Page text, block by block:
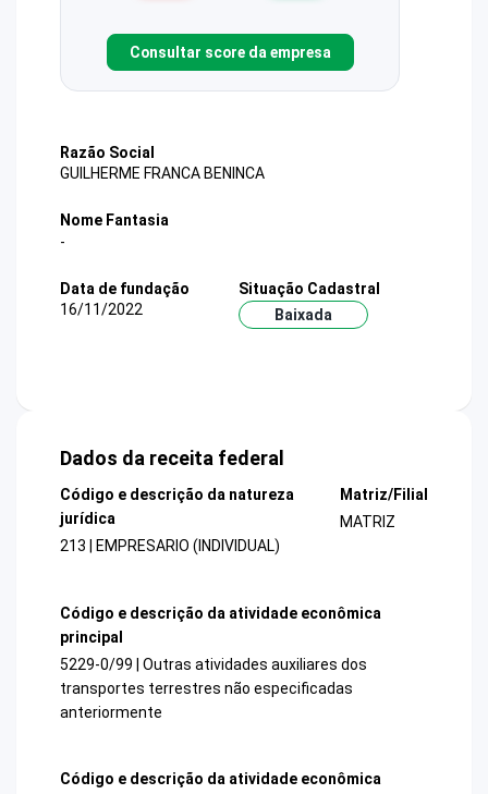
Consultar score da empresa
Razão Social
GUILHERME FRANCA BENINCA
Nome Fantasia
-
Data de fundação
16/11/2022
Situação Cadastral
Baixada
Dados da receita federal
Código e descrição da natureza
jurídica
213 | EMPRESARIO (INDIVIDUAL)
Matriz/Filial
MATRIZ
Código e descrição da atividade econômica
principal
5229-0/99 | Outras atividades auxiliares dos
transportes terrestres não especificadas
anteriormente
Código e descrição da atividade econômica